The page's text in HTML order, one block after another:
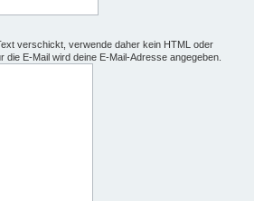
verschickt, verwende daher kein HTML oder
die E-Mail wird deine E-Mail-Adresse angegeben.